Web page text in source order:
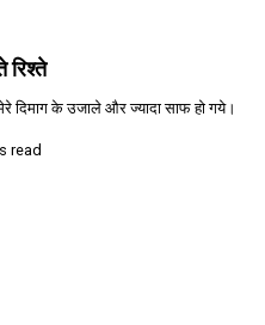
रिश्ते
दिमाग के उजाले और ज्यादा साफ हो गये।
read